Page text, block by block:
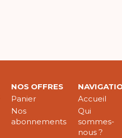
NOS OFFRES
Panier
Nos
abonnements
Accueil
Qui
sommes-
nous ?